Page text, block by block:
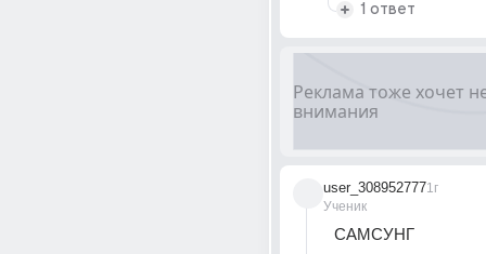
1 ответ
user_308952777
Ученик
1г
САМСУНГ